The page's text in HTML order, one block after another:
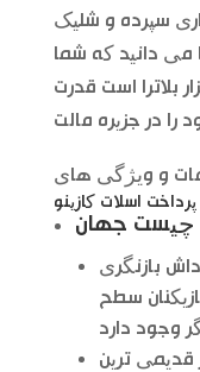
سپرده و شلیک
می دانید که شما
بلاترا است قدرت
اسلات کازینو
چیست جهان
بازنگری
سطح
قدیمی ترین